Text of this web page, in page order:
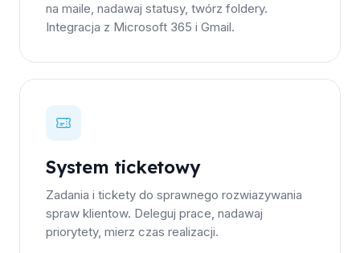
na maile, nadawaj statusy, twórz foldery.
Integracja z Microsoft 365 i Gmail.
System ticketowy
Zadania i tickety do sprawnego rozwiazywania
spraw klientow. Deleguj prace, nadawaj
priorytety, mierz czas realizacji.